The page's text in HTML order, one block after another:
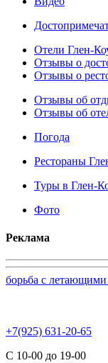
Отели Глен-
Отзывы о
Отзывы о
Отзывы об
Отзывы об
Погода
Рестораны
Туры в Глен-
Фото
Реклама
борьба с
+7(925) 631-20-65
С 10-00 до 19-00